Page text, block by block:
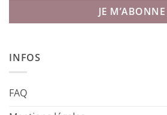
INFOS
FAQ